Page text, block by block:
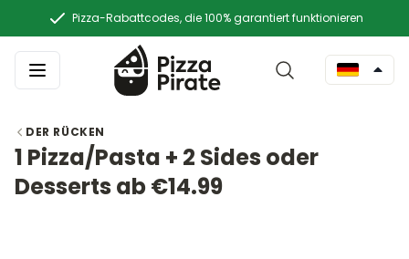
Pizza-Rabattcodes, die 100% garantiert funktionieren
DER RÜCKEN
1 Pizza/Pasta + 2 Sides oder
Desserts ab €14.99